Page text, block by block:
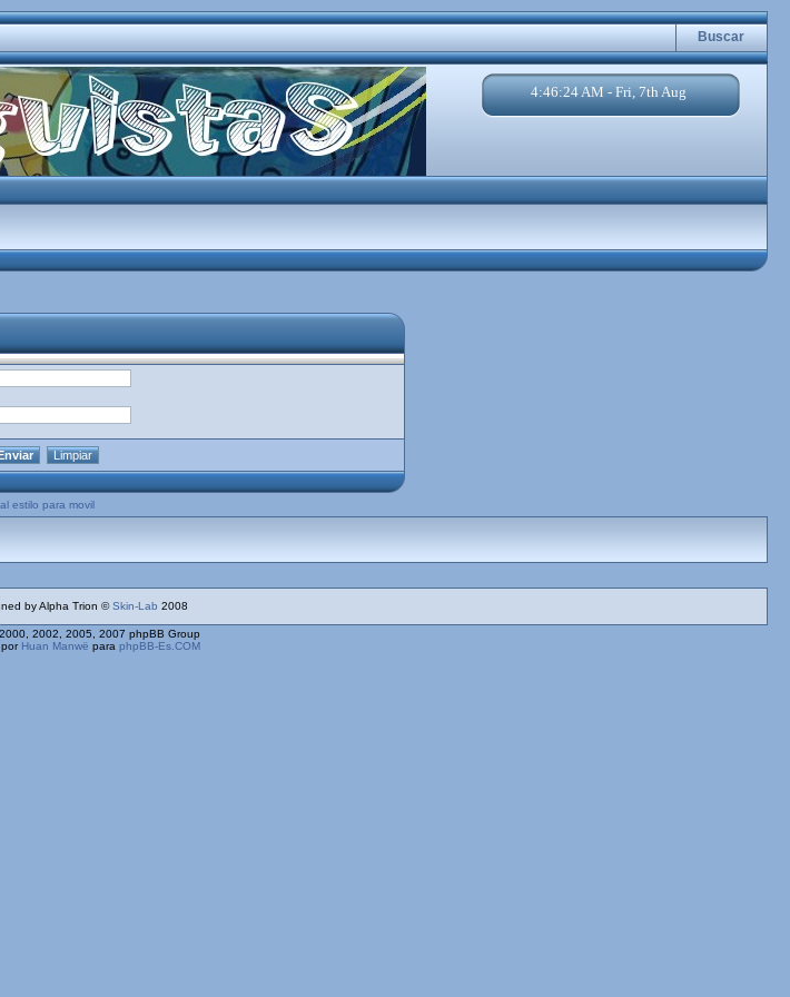
Buscar
4:46:24 AM - Fri, 7th Aug
estilo para movil
by Alpha Trion ©Skin-Lab 2008
2002, 2005, 2007 phpBB Group
por Huan Manwë para phpBB-Es.COM